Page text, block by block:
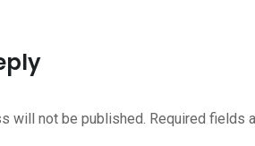
will not be published. Required fields